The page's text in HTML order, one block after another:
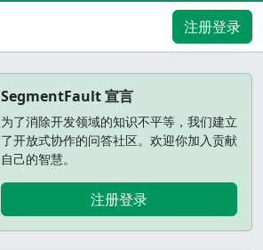
注册登录
SegmentFault 宣言
为了消除开发领域的知识不平等，我们建立
了开放式协作的问答社区。欢迎你加入贡献
自己的智慧。
注册登录